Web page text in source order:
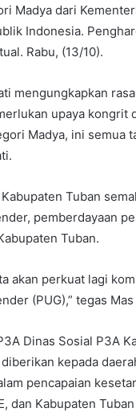
Madya dari
Indonesia.
Rabu, (13/10).
mengungkapkan
upaya
Madya, ini semua
Tuban
pemberdayaan
Tuban.
akan perkuat lagi
(PUG),” tegas
Dinas Sosial P3A
kepada
pencapaian
dan Kabupaten